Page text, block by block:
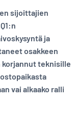
sijoittajien
ja
osakkeen
teknisille
vai alkaako ralli